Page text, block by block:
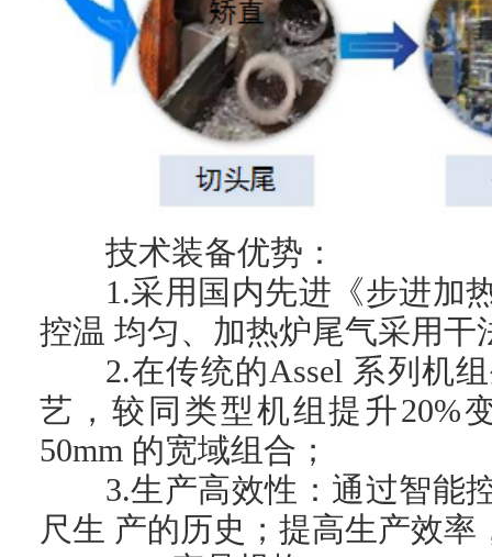
技术装备优势：
1.采用国内先进《步进加
控温 均匀、加热炉尾气采用
2.在传统的Assel 系列机
艺，较同类型机组提升20%
50mm 的宽域组合；
3.生产高效性：通过智能
尺生 产的历史；提高生产效